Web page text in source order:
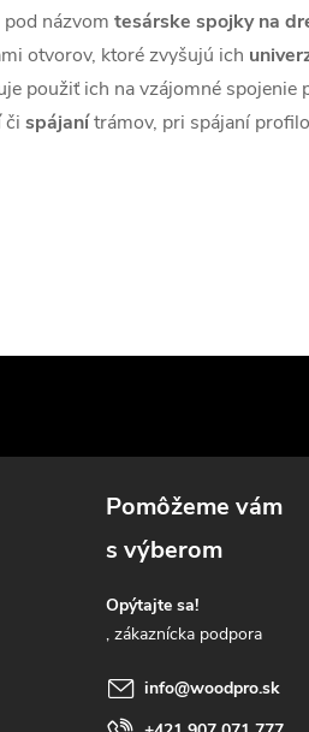
názvom tesárske spojky na
otvorov, ktoré zvyšujú ich
použiť ich na vzájomné spojenie
či spájanítrámov, pri spájaní
Opýtajte sa!
info@woodpro.sk